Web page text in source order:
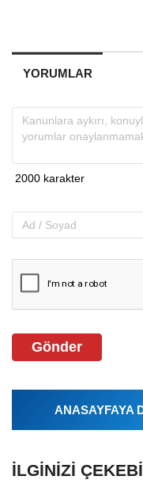
YORUMLAR
Gönder
ANASAYFAYA
İLGINIZI